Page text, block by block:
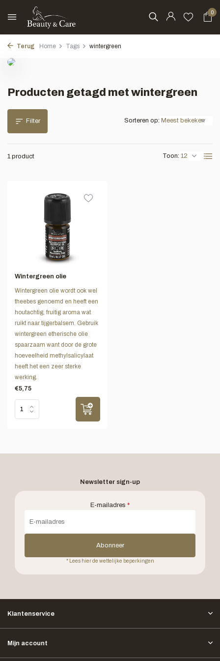
0
Terug Home Tags wintergreen
Producten getagd met wintergreen
Filter
1 product Toon:
Sorteren op:
Wintergreen olie
Wintergreen olie wordt ook wel
theebes genoemd en heeft een
houtachtig, fruitig aroma wat
ruikt naar tijgerbalsem. Gebruik
wintergreen etherische olie
spaarzaam want door de grote
hoeveelheid methylsalicylaat
heeft het een zeer sterke
werking.
€5,75
Newsletter sign-up
E-mailadres *
Abonneer
* Lees hier de wettelijke beperkingen
Klantenservice
Mijn account